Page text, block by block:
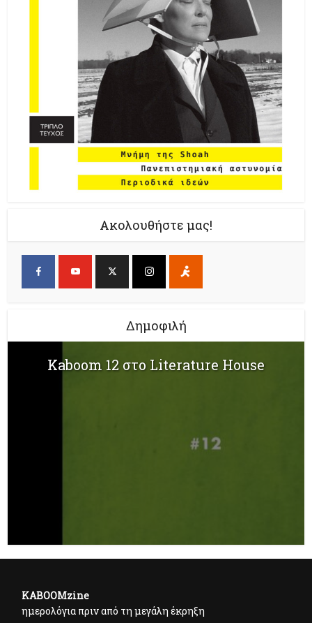
Ακολουθήστε μας!
Δημοφιλή
Kaboom 12 στο Literature House
KABOOMzine
ημερολόγια πριν από τη μεγάλη έκρηξη